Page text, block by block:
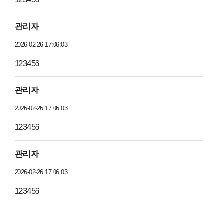
관리자
2026-02-26 17:06:03
123456
관리자
2026-02-26 17:06:03
123456
관리자
2026-02-26 17:06:03
123456